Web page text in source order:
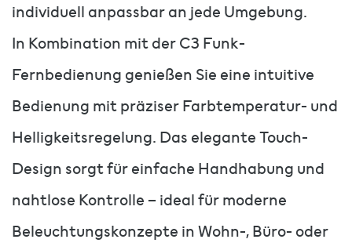
individuell anpassbar an jede Umgebung.
In Kombination mit der C3 Funk-
Fernbedienung genießen Sie eine intuitive
Bedienung mit präziser Farbtemperatur- und
Helligkeitsregelung. Das elegante Touch-
Design sorgt für einfache Handhabung und
nahtlose Kontrolle – ideal für moderne
Beleuchtungskonzepte in Wohn-, Büro- oder